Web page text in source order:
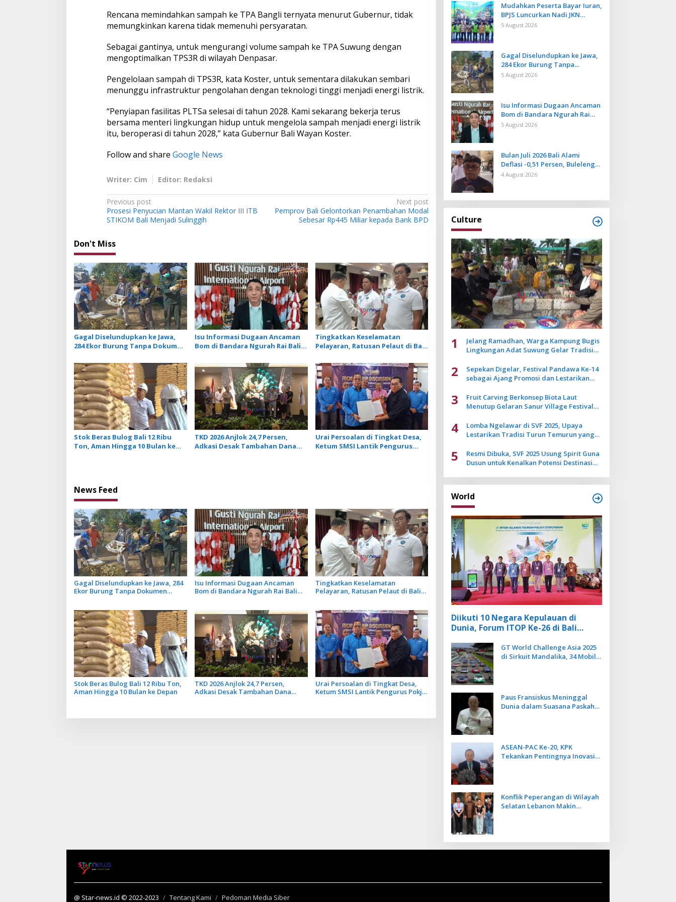
Rencana memindahkan sampah ke TPA Bangli ternyata menurut Gubernur, tidak
memungkinkan karena tidak memenuhi persyaratan.
Sebagai gantinya, untuk mengurangi volume sampah ke TPA Suwung dengan
mengoptimalkan TPS3R di wilayah Denpasar.
Pengelolaan sampah di TPS3R, kata Koster, untuk sementara dilakukan sembari
menunggu infrastruktur pengolahan dengan teknologi tinggi menjadi energi listrik.
“Penyiapan fasilitas PLTSa selesai di tahun 2028. Kami sekarang bekerja terus
bersama menteri lingkungan hidup untuk mengelola sampah menjadi energi listrik
itu, beroperasi di tahun 2028,” kata Gubernur Bali Wayan Koster.
Follow and share Google News
Writer: Cim Editor: Redaksi
P
o
t
n
a
v
i
g
a
t
i
o
n
Previous post
Prosesi Penyucian Mantan Wakil Rektor III ITB
STIKOM Bali Menjadi Sulinggih
Next post
Pemprov Bali Gelontorkan Penambahan Modal
Sebesar Rp445 Miliar kepada Bank BPD
Don't Miss
Gagal Diselundupkan ke Jawa,
284 Ekor Burung Tanpa Dokumen
Penyakit
Isu Informasi Dugaan Ancaman
Bom di Bandara Ngurah Rai Bali
Penerbangan Lancar
Tingkatkan Keselamatan
Pelayaran, Ratusan Pelaut di Bali
Stok Beras Bulog Bali 12 Ribu
Ton, Aman Hingga 10 Bulan ke
TKD 2026 Anjlok 24,7 Persen,
Adkasi Desak Tambahan Dana
Urai Persoalan di Tingkat Desa,
Ketum SMSI Lantik Pengurus
News Feed
Gagal Diselundupkan ke Jawa, 284
Ekor Burung Tanpa Dokumen
Isu Informasi Dugaan Ancaman
Bom di Bandara Ngurah Rai Bali
Tingkatkan Keselamatan
Pelayaran, Ratusan Pelaut di Bali
Stok Beras Bulog Bali 12 Ribu Ton,
Aman Hingga 10 Bulan ke Depan
TKD 2026 Anjlok 24,7 Persen,
Adkasi Desak Tambahan Dana
Urai Persoalan di Tingkat Desa,
Ketum SMSI Lantik Pengurus Pokja
Mudahkan Peserta Bayar Iuran,
BPJS Luncurkan Nadi JKN
dengan Mekanisme Menabung
5 August 2026
Gagal Diselundupkan ke Jawa,
284 Ekor Burung Tanpa
Dokumen Dilepasliarkan Cegah
5 August 2026
Isu Informasi Dugaan Ancaman
Bom di Bandara Ngurah Rai
Bali Tidak Benar, Operasional
5 August 2026
Bulan Juli 2026 Bali Alami
Deflasi -0,51 Persen, Buleleng
Catat Penurunan Terendah
4 August 2026
Culture
1
Jelang Ramadhan, Warga Kampung Bugis
Lingkungan Adat Suwung Gelar Tradisi
2
Sepekan Digelar, Festival Pandawa Ke-14
sebagai Ajang Promosi dan Lestarikan
3
Fruit Carving Berkonsep Biota Laut
Menutup Gelaran Sanur Village Festival
4
Lomba Ngelawar di SVF 2025, Upaya
Lestarikan Tradisi Turun Temurun yang
5
Resmi Dibuka, SVF 2025 Usung Spirit Guna
Dusun untuk Kenalkan Potensi Destinasi
World
Diikuti 10 Negara Kepulauan di
Dunia, Forum ITOP Ke-26 di Bali
Berbasis Alam dan Budaya
GT World Challenge Asia 2025
di Sirkuit Mandalika, 34 Mobil
Paus Fransiskus Meninggal
Dunia dalam Suasana Paskah
ASEAN-PAC Ke-20, KPK
Tekankan Pentingnya Inovasi
Konflik Peperangan di Wilayah
Selatan Lebanon Makin
@ Star-news.id © 2022-2023 Tentang Kami Pedoman Media Siber